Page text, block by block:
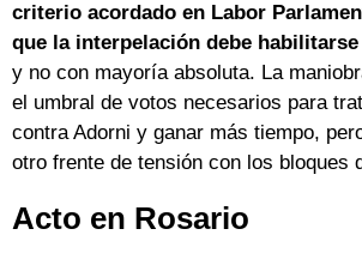
criterio acordado en Labor
que la interpelación debe
y no con mayoría absoluta. La
el umbral de votos necesarios para
contra Adorni y ganar más tiempo,
otro frente de tensión con los bloques
Acto en Rosario